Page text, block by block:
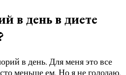
в день в диете
в день. Для меня это все
меньше ем. Но я не голодаю.